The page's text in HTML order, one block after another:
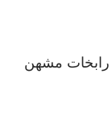
رابخات مشهن